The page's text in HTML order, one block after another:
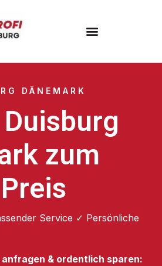
DÄNEMARK
zum
Service ✓ Persönliche
& ordentlich sparen: